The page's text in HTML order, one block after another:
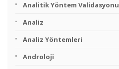
Analitik Yöntem Validasyonu
Analiz
Analiz Yöntemleri
Androloji